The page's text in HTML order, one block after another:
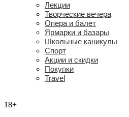
Лекции
Творческие вечера
Опера и балет
Ярмарки и базары
Школьные каникулы
Спорт
Акции и скидки
Покупки
Travel
18+